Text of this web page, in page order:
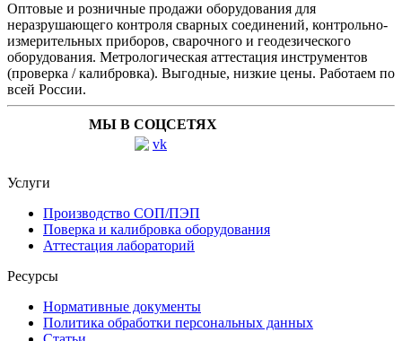
Оптовые и розничные продажи оборудования для
неразрушающего контроля сварных соединений, контрольно-
измерительных приборов, сварочного и геодезического
оборудования. Метрологическая аттестация инструментов
(проверка / калибровка). Выгодные, низкие цены. Работаем по
всей России.
МЫ В СОЦСЕТЯХ
Услуги
Производство СОП/ПЭП
Поверка и калибровка оборудования
Аттестация лабораторий
Ресурсы
Нормативные документы
Политика обработки персональных данных